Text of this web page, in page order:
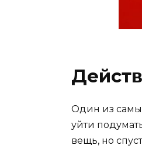
Один из
уйти
вещь, но